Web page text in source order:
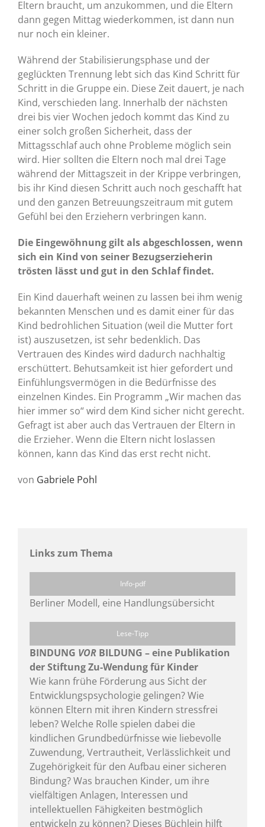
Eltern braucht, um anzukommen, und die Eltern
dann gegen Mittag wiederkommen, ist dann nun
nur noch ein kleiner.
Während der Stabilisierungsphase und der
geglückten Trennung lebt sich das Kind Schritt für
Schritt in die Gruppe ein. Diese Zeit dauert, je nach
Kind, verschieden lang. Innerhalb der nächsten
drei bis vier Wochen jedoch kommt das Kind zu
einer solch großen Sicherheit, dass der
Mittagsschlaf auch ohne Probleme möglich sein
wird. Hier sollten die Eltern noch mal drei Tage
während der Mittagszeit in der Krippe verbringen,
bis ihr Kind diesen Schritt auch noch geschafft hat
und den ganzen Betreuungszeitraum mit gutem
Gefühl bei den Erziehern verbringen kann.
Die Eingewöhnung gilt als abgeschlossen, wenn
sich ein Kind von seiner Bezugserzieherin
trösten lässt und gut in den Schlaf findet.
Ein Kind dauerhaft weinen zu lassen bei ihm wenig
bekannten Menschen und es damit einer für das
Kind bedrohlichen Situation (weil die Mutter fort
ist) auszusetzen, ist sehr bedenklich. Das
Vertrauen des Kindes wird dadurch nachhaltig
erschüttert. Behutsamkeit ist hier gefordert und
Einfühlungsvermögen in die Bedürfnisse des
einzelnen Kindes. Ein Programm „Wir machen das
hier immer so“ wird dem Kind sicher nicht gerecht.
Gefragt ist aber auch das Vertrauen der Eltern in
die Erzieher. Wenn die Eltern nicht loslassen
können, kann das Kind das erst recht nicht.
von Gabriele Pohl
Links zum Thema
Info-pdf
Berliner Modell, eine Handlungsübersicht
Lese-Tipp
BINDUNG VOR BILDUNG – eine Publikation
der Stiftung Zu-Wendung für Kinder
Wie kann frühe Förderung aus Sicht der
Entwicklungspsychologie gelingen? Wie
können Eltern mit ihren Kindern stressfrei
leben? Welche Rolle spielen dabei die
kindlichen Grundbedürfnisse wie liebevolle
Zuwendung, Vertrautheit, Verlässlichkeit und
Zugehörigkeit für den Aufbau einer sicheren
Bindung? Was brauchen Kinder, um ihre
vielfältigen Anlagen, Interessen und
intellektuellen Fähigkeiten bestmöglich
entwickeln zu können? Dieses Büchlein hilft